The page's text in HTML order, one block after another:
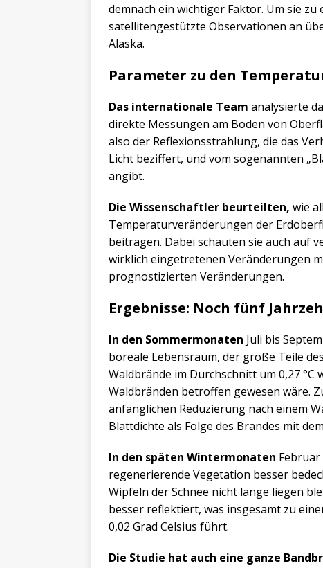
demnach ein wichtiger Faktor. Um sie
satellitengestützte Observationen an
Alaska.
Parameter zu den
Das internationale Team analysierte
direkte Messungen am Boden von
also der Reflexionsstrahlung, die das
Licht beziffert, und vom sogenannten
angibt.
Die Wissenschaftler beurteilten, wie
Temperaturveränderungen der
beitragen. Dabei schauten sie auch auf
wirklich eingetretenen Veränderungen
prognostizierten Veränderungen.
Ergebnisse: Noch fünf
In den Sommermonaten Juli bis
boreale Lebensraum, der große Teile
Waldbrände im Durchschnitt um 0,27 °C
Waldbränden betroffen gewesen wäre.
anfänglichen Reduzierung nach einem
Blattdichte als Folge des Brandes mit
In den späten Wintermonaten Februar
regenerierende Vegetation besser
Wipfeln der Schnee nicht lange liegen
besser reflektiert, was insgesamt zu
0,02 Grad Celsius führt.
Die Studie hat auch eine ganze